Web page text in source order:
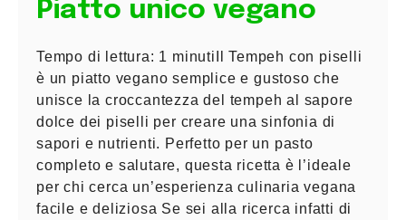
Piatto unico vegano
Tempo di lettura: 1 minutiIl Tempeh con piselli
è un piatto vegano semplice e gustoso che
unisce la croccantezza del tempeh al sapore
dolce dei piselli per creare una sinfonia di
sapori e nutrienti. Perfetto per un pasto
completo e salutare, questa ricetta è l’ideale
per chi cerca un’esperienza culinaria vegana
facile e deliziosa Se sei alla ricerca infatti di